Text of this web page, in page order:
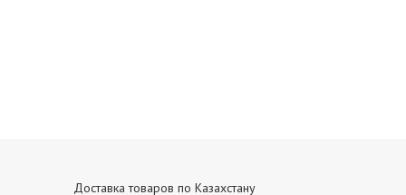
Доставка товаров по Казахстану